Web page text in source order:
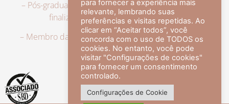
– Pós-graduação em Dermatologia pela UFRJ, tendo
finalizado a especialização em 2007.
– Membro da Sociedade Brasileira de Dermatologia,
com título de especialista.
veja mais +
para fornecer a experiência mais
relevante, lembrando suas
preferências e visitas repetidas. Ao
clicar em “Aceitar todos”, você
concorda com o uso de TODOS os
cookies. No entanto, você pode
visitar "Configurações de cookies"
para fornecer um consentimento
controlado.
Configurações de Cookie